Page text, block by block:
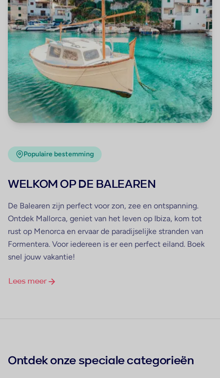
Populaire bestemming
WELKOM OP DE BALEAREN
De Balearen zijn perfect voor zon, zee en ontspanning.
Ontdek Mallorca, geniet van het leven op Ibiza, kom tot
rust op Menorca en ervaar de paradijselijke stranden van
Formentera. Voor iedereen is er een perfect eiland. Boek
snel jouw vakantie!
Lees meer
Ontdek onze speciale categorieën